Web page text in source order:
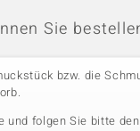
Sie
bzw. die
und folgen Sie bitte